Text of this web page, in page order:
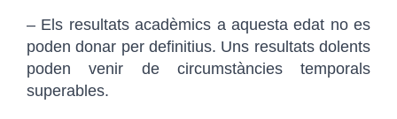
– Els resultats acadèmics a aquesta edat no es
poden donar per definitius. Uns resultats dolents
poden venir de circumstàncies temporals
superables.